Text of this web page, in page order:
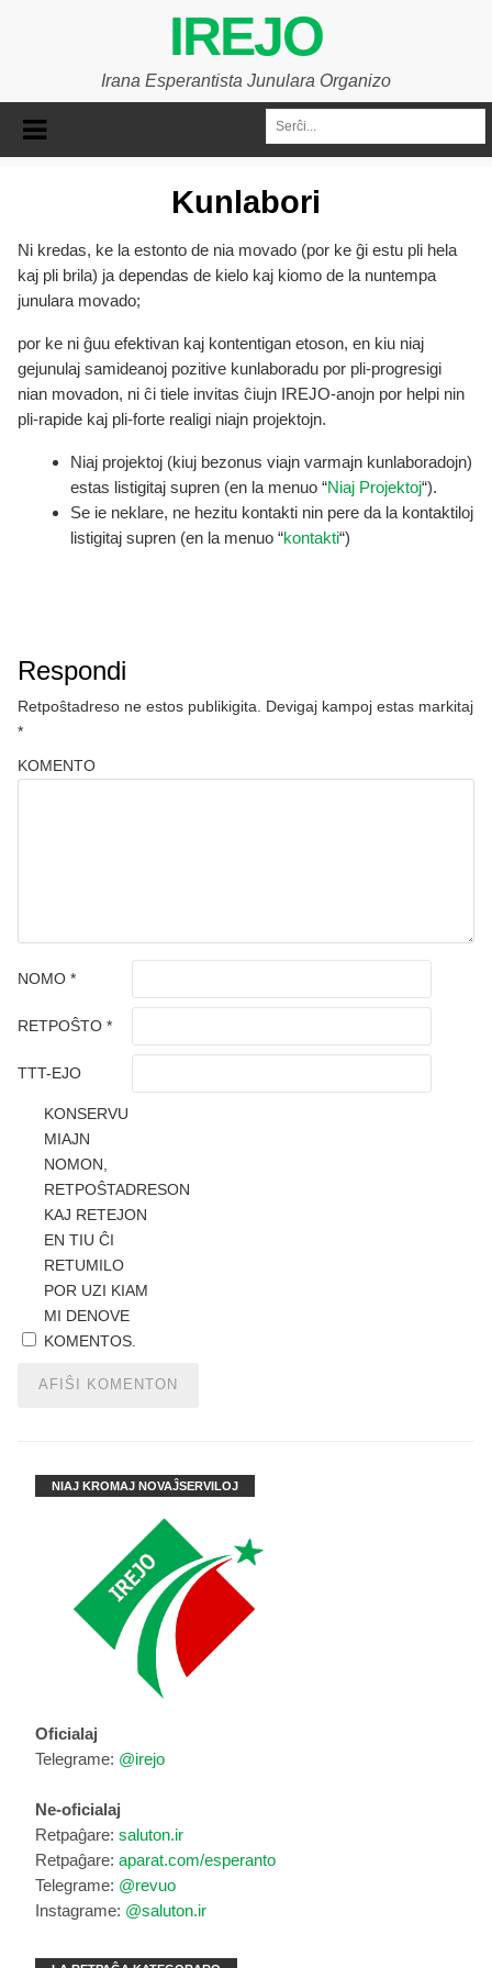
IREJO
Irana Esperantista Junulara Organizo
Kunlabori
Ni kredas, ke la estonto de nia movado (por ke ĝi estu pli hela
kaj pli brila) ja dependas de kielo kaj kiomo de la nuntempa
junulara movado;
por ke ni ĝuu efektivan kaj kontentigan etoson, en kiu niaj
gejunulaj samideanoj pozitive kunlaboradu por pli-progresigi
nian movadon, ni ĉi tiele invitas ĉiujn IREJO-anojn por helpi nin
pli-rapide kaj pli-forte realigi niajn projektojn.
Niaj projektoj (kiuj bezonus viajn varmajn kunlaboradojn)
estas listigitaj supren (en la menuo “Niaj Projektoj“).
Se ie neklare, ne hezitu kontakti nin pere da la kontaktiloj
listigitaj supren (en la menuo “kontakti“)
Respondi
Retpoŝtadreso ne estos publikigita.
Devigaj kampoj estas markitaj
*
KOMENTO
NOMO *
RETPOŜTO *
TTT-EJO
KONSERVU
MIAJN
NOMON,
RETPOŜTADRESON
KAJ RETEJON
EN TIU ĈI
RETUMILO
POR UZI KIAM
MI DENOVE
KOMENTOS.
NIAJ KROMAJ NOVAĴSERVILOJ
Oficialaj
Telegrame: @irejo
Ne-oficialaj
Retpaĝare: saluton.ir
Retpaĝare: aparat.com/esperanto
Telegrame: @revuo
Instagrame: @saluton.ir